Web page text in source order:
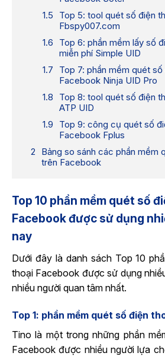
Top 5: tool quét số điện
Fbspy007.com
Top 6: phần mềm lấy số
miễn phí Simple UID
Top 7: phần mềm quét số
Facebook Ninja UID Pro
Top 8: tool quét số điện
ATP UID
Top 9: công cụ quét số
Facebook Fplus
Bảng so sánh các phần mềm
trên Facebook
Top 10 phần mềm quét số
Facebook được sử dụng
nay
Dưới đây là danh sách Top 10
thoại Facebook được sử dụng
nhiều người quan tâm nhất.
Top 1: phần mềm quét số điện
Tino là một trong những phần
Facebook được nhiều người lựa